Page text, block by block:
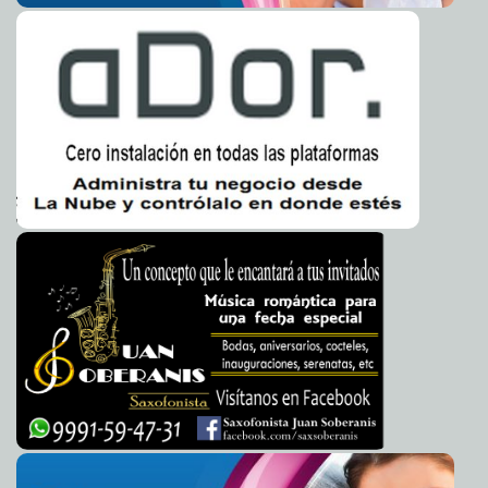
Predomina la euforia y el ambiente de fiesta en el
derrotero del Carnaval de Mérida
2011-03-05 11:54:27 Apoya SAGARPA plan detonante de producción y
2011-03-04 23:20:00 El cacicazgo de Patricio Patrón... ¿de verdad?
2011-03-04 23:00:00 Chiflando en la loma Goyito Zavala
2011-03-04 23:00:00 Alegórica alegorías carnavalescas... y de siempre
Guardiano Delatorre S.J.
2011-03-04 14:32:33 Importante hallazgo en la cueva sumergida el "Hoyo
Negro"
2011-03-04 14:26:55 Orientan a cien mil automovilistas sobre vías alternas al
Carnaval
2011-03-04 14:06:03 El Taller de carpintería: Un sueño hecho realidad en el
CAM de Motul A7
2011-03-04 13:57:54 Comienza a sentirse el carnaval en Motul
2011-03-04 13:51:01 Amplía IMSS plazo para trámites patronales
Un carnaval diferente en Peto
2011-03-04 12:26:22 “La Presidencia no es cuestión de género, sino de
capacidad y de talento” A7
¿Le gustaría vivir en Marte? A7